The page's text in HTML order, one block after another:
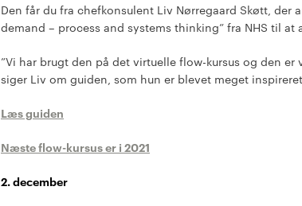
Den får du fra chefkonsulent Liv Nørregaard Skøtt, der
demand – process and systems thinking” fra NHS til
”Vi har brugt den på det virtuelle flow-kursus og den
siger Liv om guiden, som hun er blevet meget
Læs guiden
Næste flow-kursus er i 2021
2. december